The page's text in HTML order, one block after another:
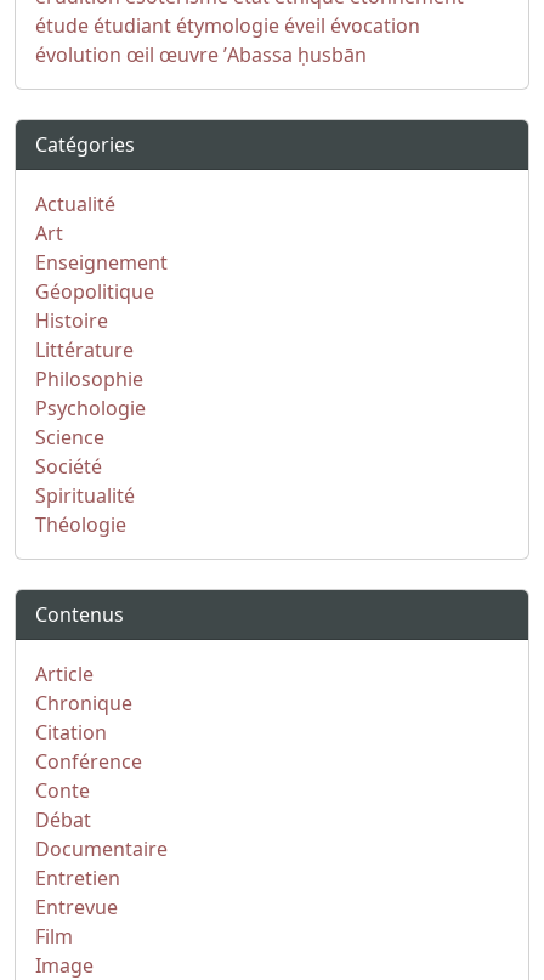
étude étudiant étymologie éveil évocation
évolution œil œuvreʼAbassa ḥusbān
Catégories
Actualité
Art
Enseignement
Géopolitique
Histoire
Littérature
Philosophie
Psychologie
Science
Société
Spiritualité
Théologie
Contenus
Article
Chronique
Citation
Conférence
Conte
Débat
Documentaire
Entretien
Entrevue
Film
Image